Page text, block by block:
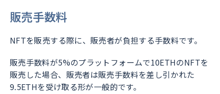
販売手数料
NFTを販売する際に、販売者が負担する手数料です。
販売手数料が5%のプラットフォームで10ETHのNFTを
販売した場合、販売者は販売手数料を差し引かれた
9.5ETHを受け取る形が一般的です。